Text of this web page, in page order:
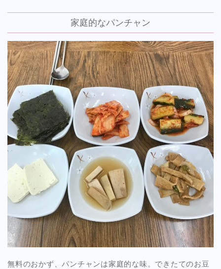
家庭的なパンチャン
無料のおかず、パンチャンは家庭的な味。できたてのお豆